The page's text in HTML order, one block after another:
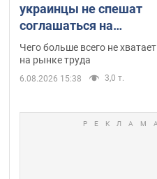
украинцы не спешат
соглашаться на
вакансии
Чего больше всего не хватает
на рынке труда
6.08.2026 15:38 3,0 т.